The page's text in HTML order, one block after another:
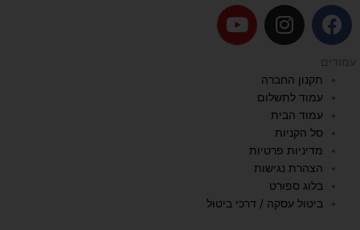
F
a
c
e
b
o
o
k
I
n
t
a
g
r
a
m
Y
o
עמודים
תקנון החברה
עמוד לתשלום
עמוד הבית
סל הקניות
מדיניות פרטיות
הצהרת נגישות
בלוג ספורט
ביטול עסקה / דרכי ביטול